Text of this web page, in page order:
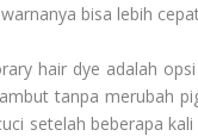
bisa lebih
hair dye adalah
tanpa merubah
setelah beberapa